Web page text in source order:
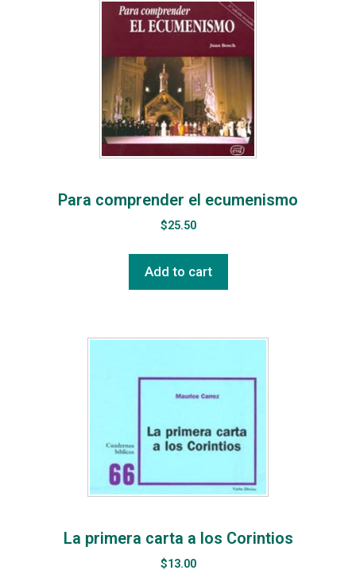
Para comprender el ecumenismo
$25.50
Add to cart
La primera carta a los Corintios
$13.00